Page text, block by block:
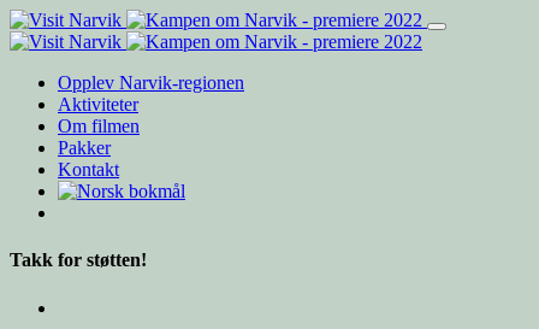
Opplev Narvik-regionen
Aktiviteter
Om filmen
Pakker
Kontakt
Takk for støtten!